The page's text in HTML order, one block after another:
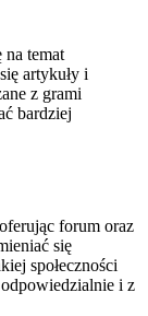
temat
artykuły i
z grami
bardziej
forum oraz
się
społeczności
i z